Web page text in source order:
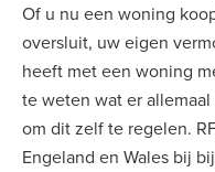
Of u nu een woning
oversluit, uw eigen
heeft met een woning
te weten wat er
om dit zelf te regelen.
Engeland en Wales bij